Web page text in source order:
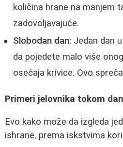
količina hrane na manjem
zadovoljavajuće.
Slobodan dan: Jedan dan
da pojedete malo više
osećaja krivice. Ovo
Primeri jelovnika tokom
Evo kako može da izgleda
ishrane, prema iskstvima